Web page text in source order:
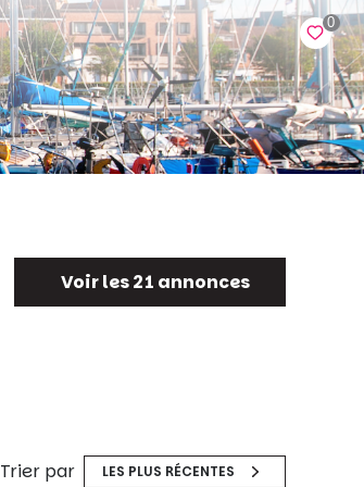
0
Voir les21 annonces
Trier par LES PLUS RÉCENTES